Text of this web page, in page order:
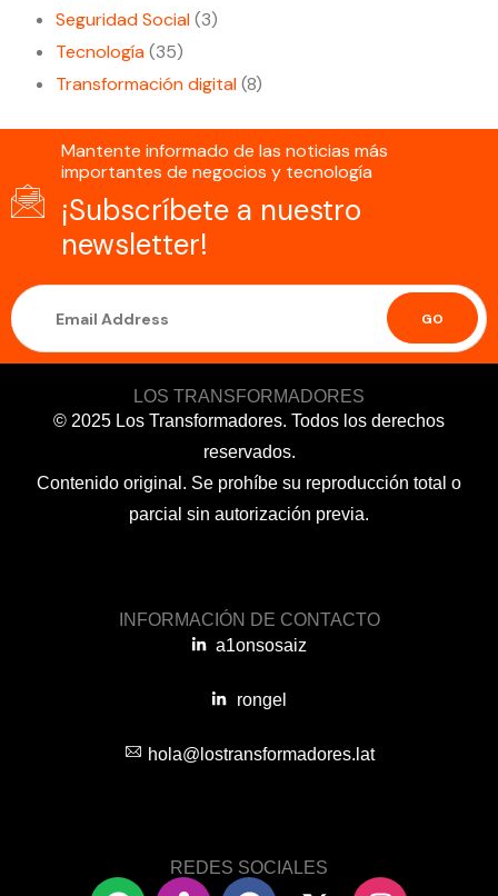
Seguridad Social(3)
Tecnología(35)
Transformación digital(8)
Mantente informado de las noticias más
importantes de negocios y tecnología
¡Subscríbete a nuestro
newsletter!
GO
LOS TRANSFORMADORES
© 2025 Los Transformadores. Todos los derechos
reservados.
Contenido original. Se prohíbe su reproducción total o
parcial sin autorización previa.
INFORMACIÓN DE CONTACTO
a1onsosaiz
rongel
hola@lostransformadores.lat
REDES SOCIALES